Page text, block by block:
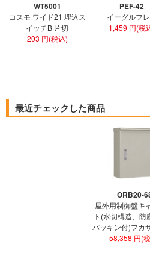
WT5001
コスモ ワイド21 埋込ス
イッチB 片切
203 円(税込)
PEF-42
イーグルフ
1,459 円(税
最近チェックした商品
ORB20-
屋外用制御盤キ
ト(水切構造、防
パッキン付)フカ
58,358 円(